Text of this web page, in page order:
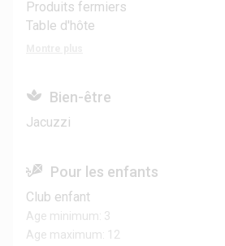
Produits fermiers
Table d'hôte
Bien-être
Jacuzzi
Pour les enfants
Club enfant
Age minimum: 3
Age maximum: 12